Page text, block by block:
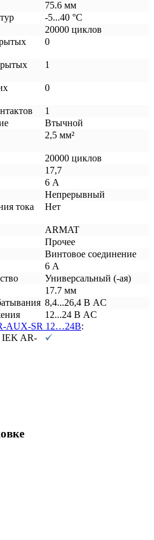
75.6 мм
-5...40 °C
20000 циклов
0
1
0
1
Втычной
2,5 мм²
20000 циклов
17,7
6 А
Непрерывный
тока
Нет
ARMAT
Прочее
Винтовое соединение
6 А
Универсальный (-ая)
17.7 мм
8,4...26,4 В AC
12...24 В AC
AUX-SR 12…24В:
IEK AR-